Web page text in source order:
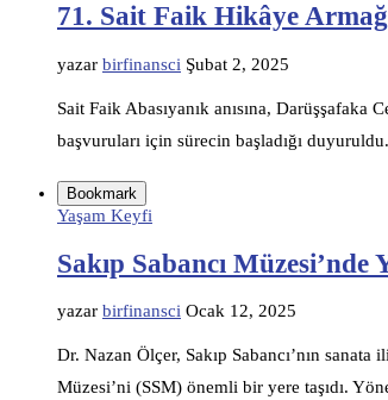
71. Sait Faik Hikâye
yazar birfinansci Şubat 2, 2025
Sait Faik Abasıyanık anısına,
başvuruları için sürecin başladığı
Bookmark
Yaşam Keyfi
Sakıp Sabancı
yazar birfinansci Ocak 12, 2025
Dr. Nazan Ölçer, Sakıp Sabancı’nın
Müzesi’ni (SSM) önemli bir yere taşıdı.